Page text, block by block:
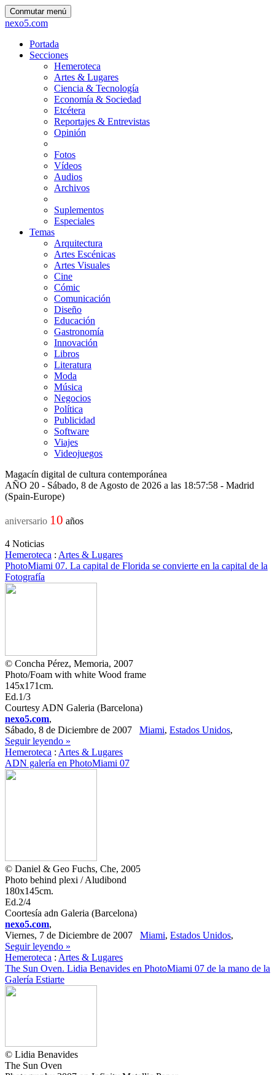
Conmutar menú
nexo5.com
Portada
Secciones
Hemeroteca
Artes & Lugares
Ciencia & Tecnología
Economía & Sociedad
Etcétera
Reportajes & Entrevistas
Opinión
Fotos
Vídeos
Audios
Archivos
Suplementos
Especiales
Temas
Arquitectura
Artes Escénicas
Artes Visuales
Cine
Cómic
Comunicación
Diseño
Educación
Gastronomía
Innovación
Libros
Literatura
Moda
Música
Negocios
Política
Publicidad
Software
Viajes
Videojuegos
Magacín digital de cultura contemporánea
AÑO 20 - Sábado, 8 de Agosto de 2026 a las 18:57:58 - Madrid
(Spain-Europe)
aniversario 10 años
4 Noticias
Hemeroteca : Artes & Lugares
PhotoMiami 07. La capital de Florida se convierte en la capital de la
Fotografía
© Concha Pérez, Memoria, 2007
Photo/Foam with white Wood frame
145x171cm.
Ed.1/3
Courtesy ADN Galeria (Barcelona)
nexo5.com,
Sábado, 8 de Diciembre de 2007 Miami, Estados Unidos,
Seguir leyendo »
Hemeroteca : Artes & Lugares
ADN galería en PhotoMiami 07
© Daniel & Geo Fuchs, Che, 2005
Photo behind plexi / Aludibond
180x145cm.
Ed.2/4
Coortesía adn Galeria (Barcelona)
nexo5.com,
Viernes, 7 de Diciembre de 2007 Miami, Estados Unidos,
Seguir leyendo »
Hemeroteca : Artes & Lugares
The Sun Oven. Lidia Benavides en PhotoMiami 07 de la mano de la
Galería Estiarte
© Lidia Benavides
The Sun Oven